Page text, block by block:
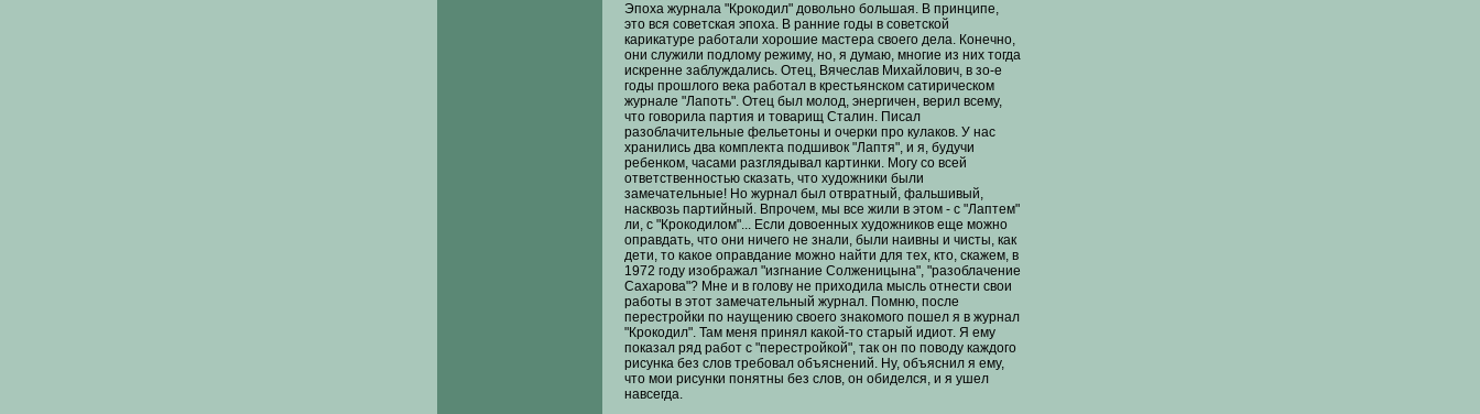
Эпоха журнала "Крокодил" довольно большая. В принципе,
это вся советская эпоха. В ранние годы в советской
карикатуре работали хорошие мастера своего дела. Конечно,
они служили подлому режиму, но, я думаю, многие из них тогда
искренне заблуждались. Отец, Вячеслав Михайлович, в зо-е
годы прошлого века работал в крестьянском сатирическом
журнале "Лапоть". Отец был молод, энергичен, верил всему,
что говорила партия и товарищ Сталин. Писал
разоблачительные фельетоны и очерки про кулаков. У нас
хранились два комплекта подшивок "Лаптя", и я, будучи
ребенком, часами разглядывал картинки. Могу со всей
ответственностью сказать, что художники были
замечательные! Но журнал был отвратный, фальшивый,
насквозь партийный. Впрочем, мы все жили в этом - с "Лаптем"
ли, с "Крокодилом"... Если довоенных художников еще можно
оправдать, что они ничего не знали, были наивны и чисты, как
дети, то какое оправдание можно найти для тех, кто, скажем, в
1972 году изображал "изгнание Солженицына", "разоблачение
Сахарова"? Мне и в голову не приходила мысль отнести свои
работы в этот замечательный журнал. Помню, после
перестройки по наущению своего знакомого пошел я в журнал
"Крокодил". Там меня принял какой-то старый идиот. Я ему
показал ряд работ с "перестройкой", так он по поводу каждого
рисунка без слов требовал объяснений. Ну, объяснил я ему,
что мои рисунки понятны без слов, он обиделся, и я ушел
навсегда.